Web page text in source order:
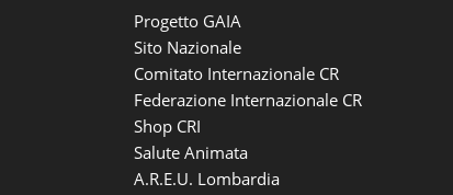
Progetto GAIA
Sito Nazionale
Comitato Internazionale CR
Federazione Internazionale CR
Shop CRI
Salute Animata
A.R.E.U. Lombardia